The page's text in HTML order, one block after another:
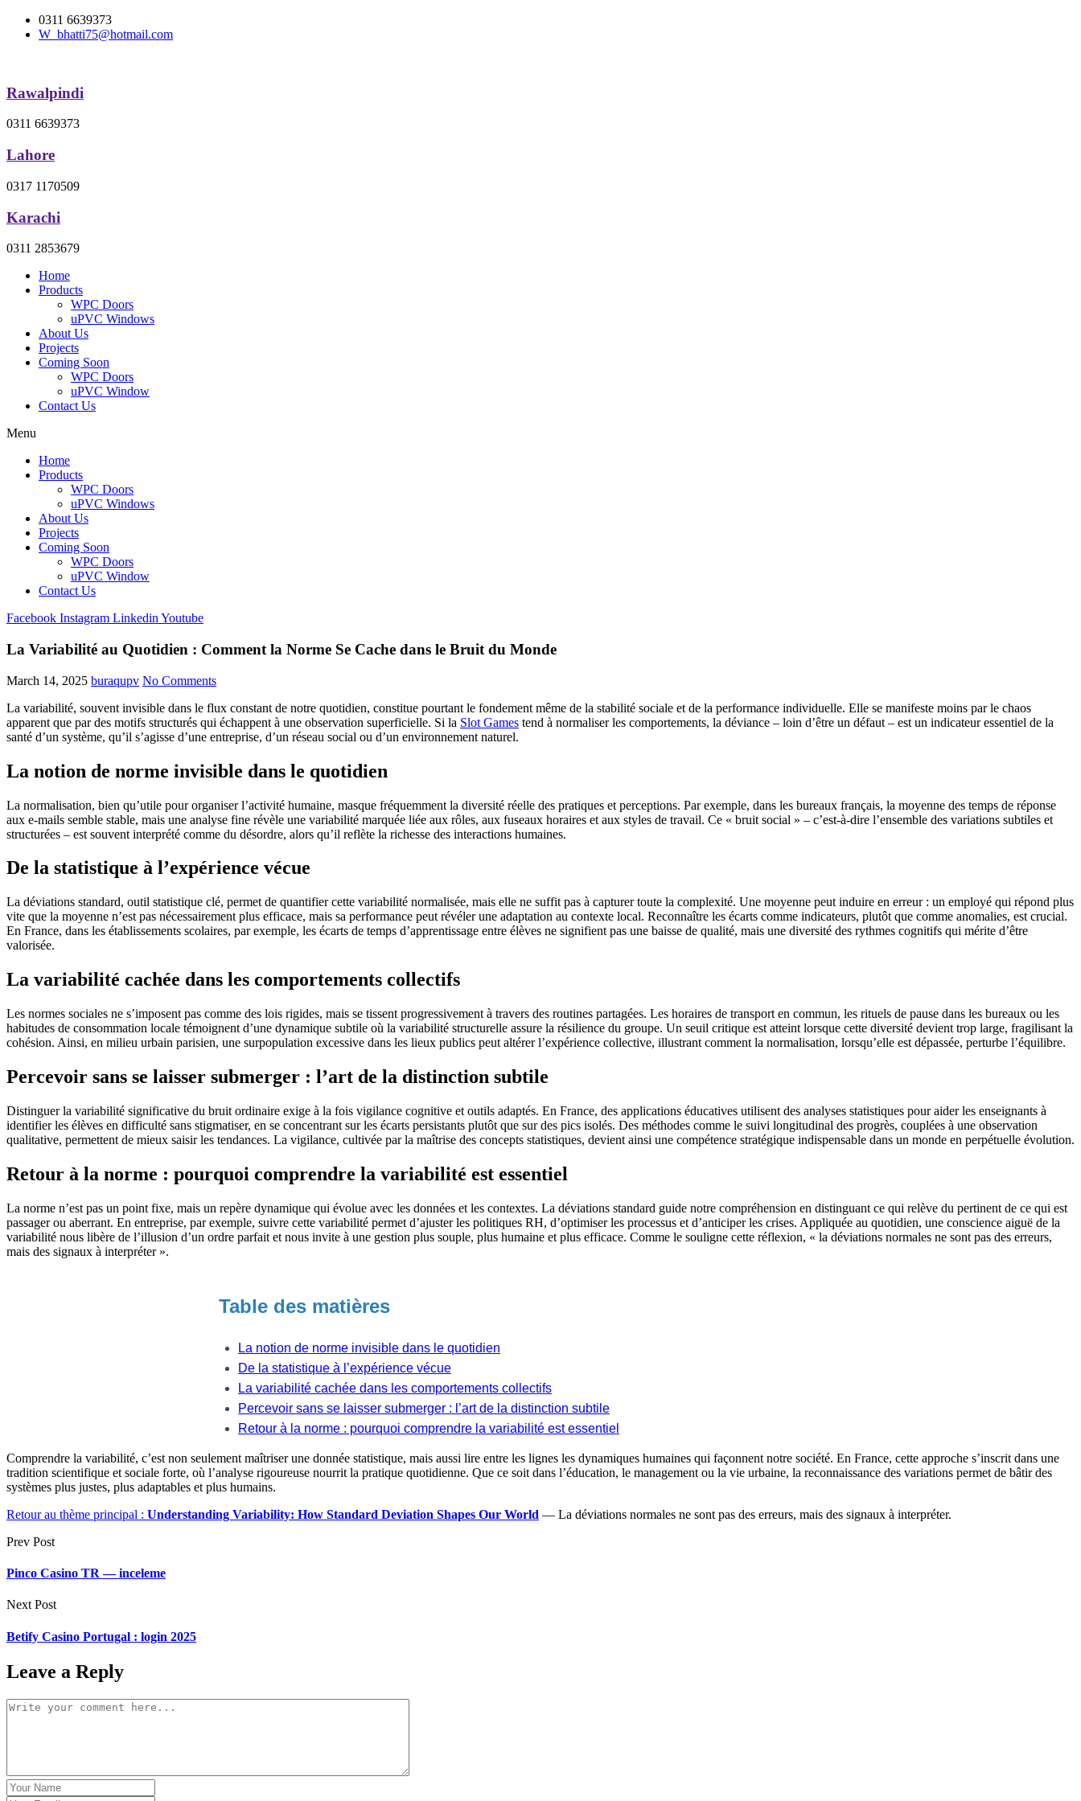
0311 6639373
W_bhatti75@hotmail.com
Rawalpindi
0311 6639373
Lahore
0317 1170509
Karachi
0311 2853679
Home
Products
WPC Doors
uPVC Windows
About Us
Projects
Coming Soon
WPC Doors
uPVC Window
Contact Us
Menu
Home
Products
WPC Doors
uPVC Windows
About Us
Projects
Coming Soon
WPC Doors
uPVC Window
Contact Us
Facebook Instagram Linkedin Youtube
La Variabilité au Quotidien : Comment la Norme Se Cache dans le Bruit du Monde
March 14, 2025 buraqupv No Comments
La variabilité, souvent invisible dans le flux constant de notre quotidien, constitue pourtant le fondement même de la stabilité sociale et de la performance individuelle. Elle se manifeste moins par le chaos
apparent que par des motifs structurés qui échappent à une observation superficielle. Si la Slot Games tend à normaliser les comportements, la déviance – loin d’être un défaut – est un indicateur essentiel de la
santé d’un système, qu’il s’agisse d’une entreprise, d’un réseau social ou d’un environnement naturel.
La notion de norme invisible dans le quotidien
La normalisation, bien qu’utile pour organiser l’activité humaine, masque fréquemment la diversité réelle des pratiques et perceptions. Par exemple, dans les bureaux français, la moyenne des temps de réponse
aux e-mails semble stable, mais une analyse fine révèle une variabilité marquée liée aux rôles, aux fuseaux horaires et aux styles de travail. Ce « bruit social » – c’est-à-dire l’ensemble des variations subtiles et
structurées – est souvent interprété comme du désordre, alors qu’il reflète la richesse des interactions humaines.
De la statistique à l’expérience vécue
La déviations standard, outil statistique clé, permet de quantifier cette variabilité normalisée, mais elle ne suffit pas à capturer toute la complexité. Une moyenne peut induire en erreur : un employé qui répond plus
vite que la moyenne n’est pas nécessairement plus efficace, mais sa performance peut révéler une adaptation au contexte local. Reconnaître les écarts comme indicateurs, plutôt que comme anomalies, est crucial.
En France, dans les établissements scolaires, par exemple, les écarts de temps d’apprentissage entre élèves ne signifient pas une baisse de qualité, mais une diversité des rythmes cognitifs qui mérite d’être
valorisée.
La variabilité cachée dans les comportements collectifs
Les normes sociales ne s’imposent pas comme des lois rigides, mais se tissent progressivement à travers des routines partagées. Les horaires de transport en commun, les rituels de pause dans les bureaux ou les
habitudes de consommation locale témoignent d’une dynamique subtile où la variabilité structurelle assure la résilience du groupe. Un seuil critique est atteint lorsque cette diversité devient trop large, fragilisant la
cohésion. Ainsi, en milieu urbain parisien, une surpopulation excessive dans les lieux publics peut altérer l’expérience collective, illustrant comment la normalisation, lorsqu’elle est dépassée, perturbe l’équilibre.
Percevoir sans se laisser submerger : l’art de la distinction subtile
Distinguer la variabilité significative du bruit ordinaire exige à la fois vigilance cognitive et outils adaptés. En France, des applications éducatives utilisent des analyses statistiques pour aider les enseignants à
identifier les élèves en difficulté sans stigmatiser, en se concentrant sur les écarts persistants plutôt que sur des pics isolés. Des méthodes comme le suivi longitudinal des progrès, couplées à une observation
qualitative, permettent de mieux saisir les tendances. La vigilance, cultivée par la maîtrise des concepts statistiques, devient ainsi une compétence stratégique indispensable dans un monde en perpétuelle évolution.
Retour à la norme : pourquoi comprendre la variabilité est essentiel
La norme n’est pas un point fixe, mais un repère dynamique qui évolue avec les données et les contextes. La déviations standard guide notre compréhension en distinguant ce qui relève du pertinent de ce qui est
passager ou aberrant. En entreprise, par exemple, suivre cette variabilité permet d’ajuster les politiques RH, d’optimiser les processus et d’anticiper les crises. Appliquée au quotidien, une conscience aiguë de la
variabilité nous libère de l’illusion d’un ordre parfait et nous invite à une gestion plus souple, plus humaine et plus efficace. Comme le souligne cette réflexion, « la déviations normales ne sont pas des erreurs,
mais des signaux à interpréter ».
Table des matières
La notion de norme invisible dans le quotidien
De la statistique à l’expérience vécue
La variabilité cachée dans les comportements collectifs
Percevoir sans se laisser submerger : l’art de la distinction subtile
Retour à la norme : pourquoi comprendre la variabilité est essentiel
Comprendre la variabilité, c’est non seulement maîtriser une donnée statistique, mais aussi lire entre les lignes les dynamiques humaines qui façonnent notre société. En France, cette approche s’inscrit dans une
tradition scientifique et sociale forte, où l’analyse rigoureuse nourrit la pratique quotidienne. Que ce soit dans l’éducation, le management ou la vie urbaine, la reconnaissance des variations permet de bâtir des
systèmes plus justes, plus adaptables et plus humains.
Retour au thème principal : Understanding Variability: How Standard Deviation Shapes Our World — La déviations normales ne sont pas des erreurs, mais des signaux à interpréter.
Prev Post
Pinco Casino TR — inceleme
Next Post
Betify Casino Portugal : login 2025
Leave a Reply